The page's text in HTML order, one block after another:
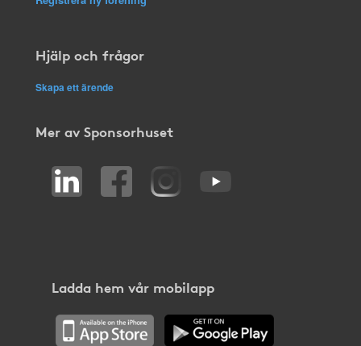
Hjälp och frågor
Skapa ett ärende
Mer av Sponsorhuset
Ladda hem vår mobilapp